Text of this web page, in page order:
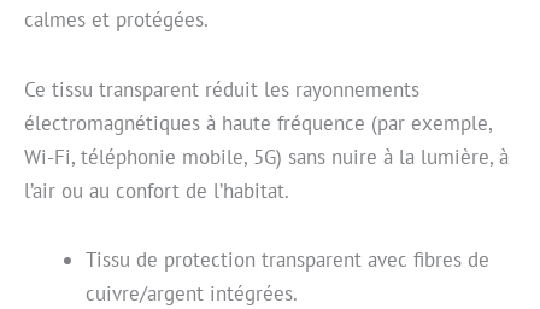
calmes et protégées.
Ce tissu transparent réduit les rayonnements
électromagnétiques à haute fréquence (par exemple,
Wi-Fi, téléphonie mobile, 5G) sans nuire à la lumière, à
l’air ou au confort de l’habitat.
Tissu de protection transparent avec fibres de
cuivre/argent intégrées.